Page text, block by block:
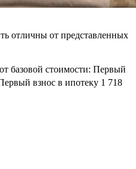
отличны от представленных
базовой стоимости: Первый
взнос в ипотеку 1 718